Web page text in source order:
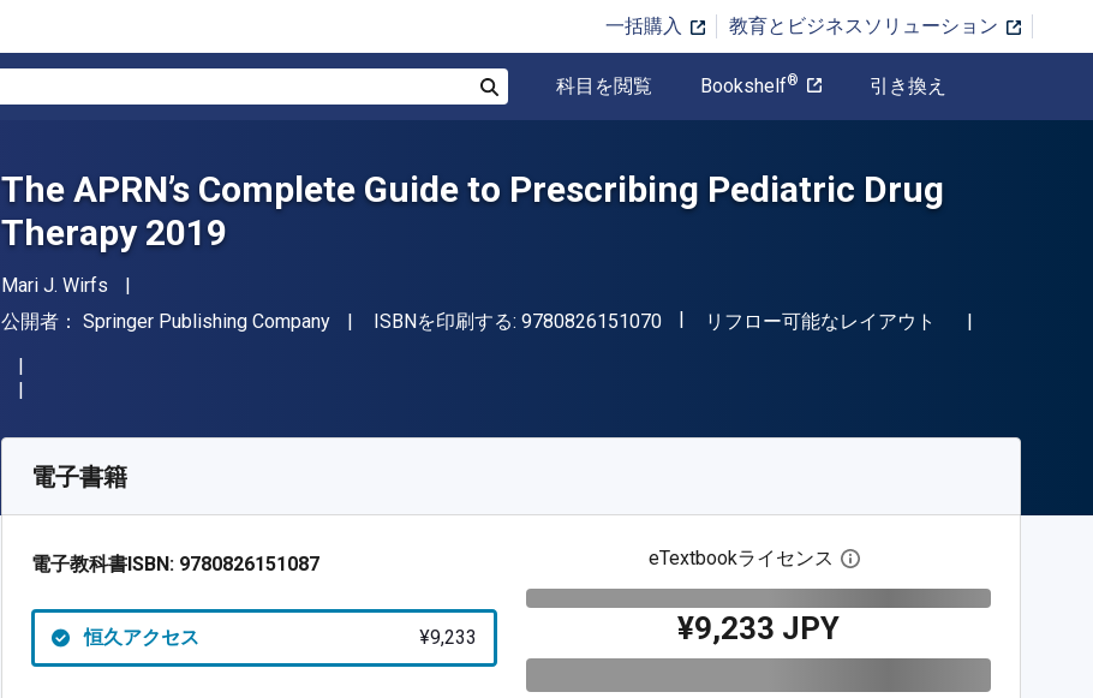
一括購入 教育とビジネスソリューション
科目を閲覧 Bookshelf® 引き換え
The APRN’s Complete Guide to Prescribing Pediatric Drug
Therapy 2019
著者
Mari J. Wirfs
出版社
公開者： Springer Publishing Company ISBNを印刷する: 9780826151070"ISBN-13 9780826151070"
形式
リフロー可能なレイアウト
SKU:
電子書籍
電子教科書ISBN: 9780826151087
恒久アクセス ¥9,233
eTextbookライセンス デジタルライセンスダイ
¥9,233 JPY